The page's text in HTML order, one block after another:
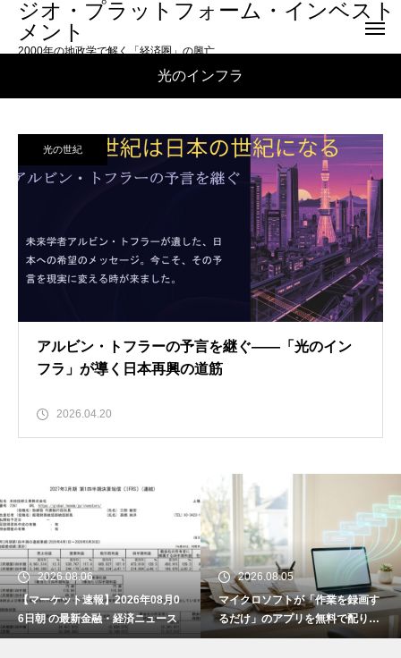
ジオ・プラットフォーム・インベスト
メント
2000年の地政学で解く「経済圏」の興亡
光のインフラ
光の世紀
アルビン・トフラーの予言を継ぐ――「光のイン
フラ」が導く日本再興の道筋
2026.04.20
2026年08月0
経済ニュース
マイクロソフトが「作業を録画す
るだけ」のアプリを無料で配り始
めました ― 日本の職場に残った
2026.08.05
【マーケット速
5日朝 の最新金融